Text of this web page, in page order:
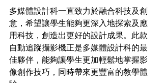
多媒體設計科一直致力於融合科技及創
意，希望讓學生能夠更深入地探索及應
用科技，創造出更好的設計成果。此款
自動追蹤攝影機正是多媒體設計科的最
佳夥伴，能夠讓學生更加輕鬆地掌握影
像創作技巧，同時帶來更豐富的教學體